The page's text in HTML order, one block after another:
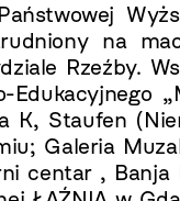
na
Rzeźby.
Staufen
Galeria
centar ,